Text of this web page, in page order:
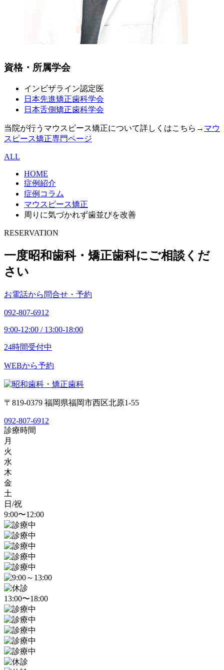
資格・所属学会
インビザライン認定医
日本先進矯正歯科学会
日本舌側矯正歯科学会
当院が行うマウスピース矯正について詳しくはこちら→ マウ
スピース矯正専門ページ
ALL
HOME
症例紹介
症例コラム
マウスピース矯正
周りに気づかれず歯並びを改善
RESERVATION
一度昭和歯科・矯正歯科にご相談くだ
さい
お電話から問合せ・予約
092-807-6912
9:00-12:00 / 13:00-18:00
24時間受付中
WEBから予約
〒819-0379 福岡県福岡市西区北原1-55
092-807-6912
診療時間
月
火
水
木
金
土
日/祝
9:00〜12:00
13:00〜18:00